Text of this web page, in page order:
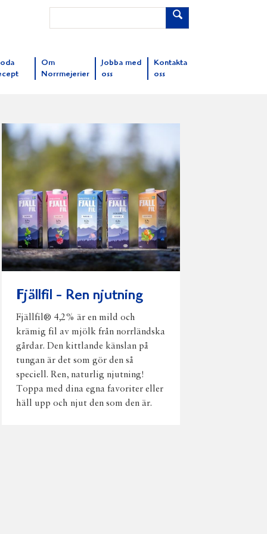
Om
Norrmejerier
Jobba med
oss
Kontakta
oss
Fjällfil - Ren njutning
Fjällfil® 4,2% är en mild och
krämig fil av mjölk från norrländska
gårdar. Den kittlande känslan på
tungan är det som gör den så
speciell. Ren, naturlig njutning!
Toppa med dina egna favoriter eller
häll upp och njut den som den är.